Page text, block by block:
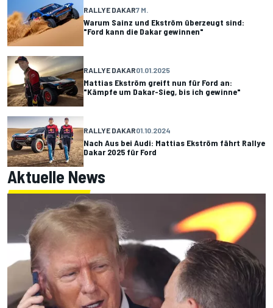
RALLYE DAKAR7 M.
Warum Sainz und Ekström überzeugt sind:
"Ford kann die Dakar gewinnen"
RALLYE DAKAR01.01.2025
Mattias Ekström greift nun für Ford an:
"Kämpfe um Dakar-Sieg, bis ich gewinne"
RALLYE DAKAR01.10.2024
Nach Aus bei Audi: Mattias Ekström fährt Rallye
Dakar 2025 für Ford
Aktuelle News